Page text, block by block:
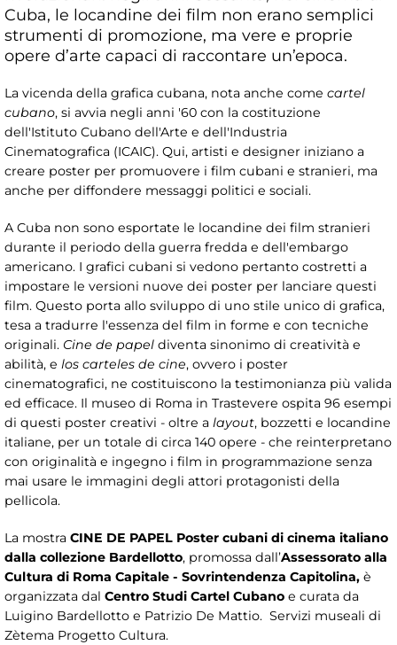
Cuba, le locandine dei film non erano semplici
strumenti di promozione, ma vere e proprie
opere d’arte capaci di raccontare un’epoca.
La vicenda della grafica cubana, nota anche come cartel
cubano, si avvia negli anni '60 con la costituzione
dell'Istituto Cubano dell'Arte e dell'Industria
Cinematografica (ICAIC). Qui, artisti e designer iniziano a
creare poster per promuovere i film cubani e stranieri, ma
anche per diffondere messaggi politici e sociali.
A Cuba non sono esportate le locandine dei film stranieri
durante il periodo della guerra fredda e dell'embargo
americano. I grafici cubani si vedono pertanto costretti a
impostare le versioni nuove dei poster per lanciare questi
film. Questo porta allo sviluppo di uno stile unico di grafica,
tesa a tradurre l'essenza del film in forme e con tecniche
originali. Cine de papel diventa sinonimo di creatività e
abilità, e los carteles de cine, ovvero i poster
cinematografici, ne costituiscono la testimonianza più valida
ed efficace. Il museo di Roma in Trastevere ospita 96 esempi
di questi poster creativi - oltre a layout, bozzetti e locandine
italiane, per un totale di circa 140 opere - che reinterpretano
con originalità e ingegno i film in programmazione senza
mai usare le immagini degli attori protagonisti della
pellicola.
La mostra CINE DE PAPEL Poster cubani di cinema italiano
dalla collezione Bardellotto, promossa dall’Assessorato alla
Cultura di Roma Capitale - Sovrintendenza Capitolina, è
organizzata dal Centro Studi Cartel Cubano e curata da
Luigino Bardellotto e Patrizio De Mattio. Servizi museali di
Zètema Progetto Cultura.